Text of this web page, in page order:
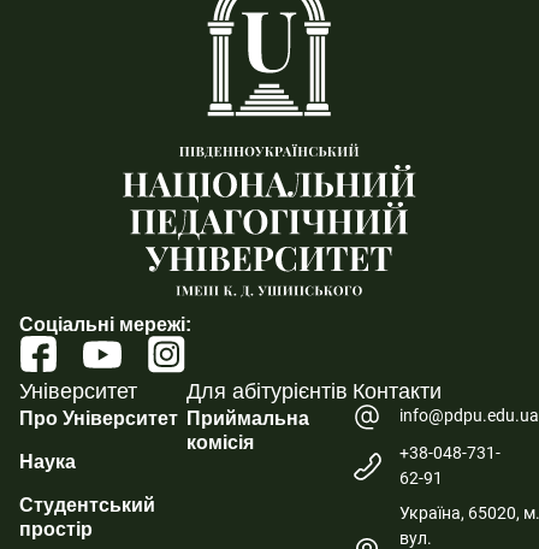
Соціальні мережі:
Університет
Про Університет
Наука
Студентський
простір
Для абітурієнтів
Приймальна
комісія
Контакти
info@pdpu.edu.ua
+38-048-731-
62-91
Україна, 65020,
вул.